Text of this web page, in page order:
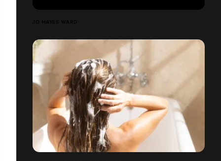
JO HAYES WARD